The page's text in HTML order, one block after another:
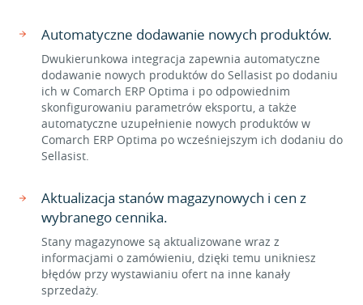
Automatyczne dodawanie nowych produktów.
Dwukierunkowa integracja zapewnia automatyczne
dodawanie nowych produktów do Sellasist po dodaniu
ich w Comarch ERP Optima i po odpowiednim
skonfigurowaniu parametrów eksportu, a także
automatyczne uzupełnienie nowych produktów w
Comarch ERP Optima po wcześniejszym ich dodaniu do
Sellasist.
Aktualizacja stanów magazynowych i cen z
wybranego cennika.
Stany magazynowe są aktualizowane wraz z
informacjami o zamówieniu, dzięki temu unikniesz
błędów przy wystawianiu ofert na inne kanały
sprzedaży.